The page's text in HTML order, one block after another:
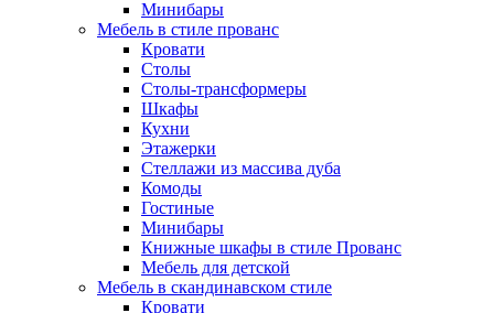
Минибары
Мебель в стиле прованс
Кровати
Столы
Столы-трансформеры
Шкафы
Кухни
Этажерки
Стеллажи из массива дуба
Комоды
Гостиные
Минибары
Книжные шкафы в стиле Прованс
Мебель для детской
Мебель в скандинавском стиле
Кровати